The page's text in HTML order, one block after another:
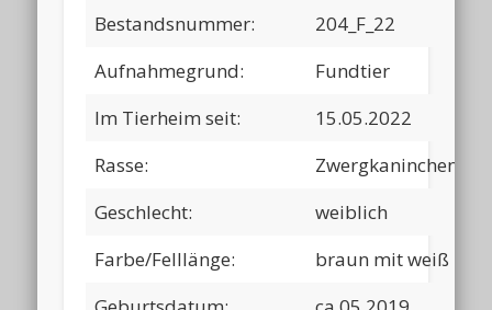
Bestandsnummer:
204_F_22
Aufnahmegrund:
Fundtier
Im Tierheim seit:
15.05.2022
Rasse:
Zwergkaninchen
Geschlecht:
weiblich
Farbe/Felllänge:
braun mit weiß